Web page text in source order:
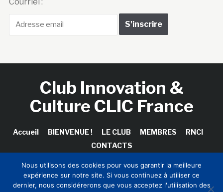
Courriel :
Club Innovation &
Culture CLIC France
Accueil BIENVENUE ! LE CLUB MEMBRES
RNCI
CONTACTS
Copyright © 2026 Club Innovation & Culture CLIC France /
Nous utilisons des cookies pour vous garantir la meilleure
expérience sur notre site. Si vous continuez à utiliser ce
dernier, nous considérerons que vous acceptez l'utilisation des